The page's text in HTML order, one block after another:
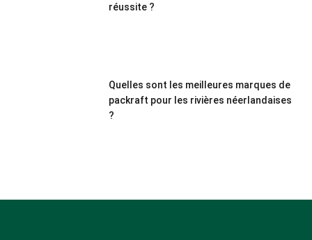
réussite ?
Quelles sont les meilleures marques de
packraft pour les rivières néerlandaises
?